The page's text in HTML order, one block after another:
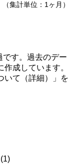
（集計単位：1ヶ月）
す。過去のデー
成しています。
いて（詳細）」を
(1)